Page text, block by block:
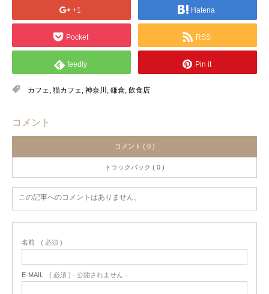
+1 Hatena
Pocket RSS
feedly Pin it
カフェ 猫カフェ 神奈川 鎌倉 飲食店
コメント
コメント ( 0 )
トラックバック ( 0 )
この記事へのコメントはありません。
名前 ( 必須 )
E-MAIL ( 必須 ) - 公開されません -